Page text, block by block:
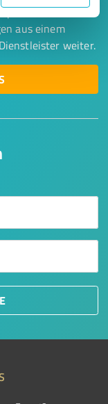
in Ihrer
aus einem
weiter.